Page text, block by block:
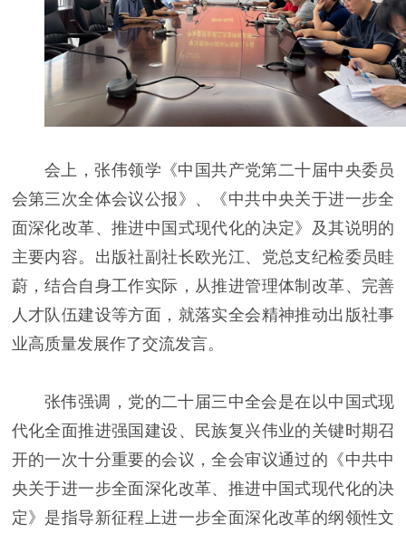
会上，张伟领学《中国共产党第二十届中央委员
会第三次全体会议公报》、《中共中央关于进一步全
面深化改革、推进中国式现代化的决定》及其说明的
主要内容。出版社副社长欧光江、党总支纪检委员眭
蔚，结合自身工作实际，从推进管理体制改革、完善
人才队伍建设等方面，就落实全会精神推动出版社事
业高质量发展作了交流发言。
张伟强调，党的二十届三中全会是在以中国式现
代化全面推进强国建设、民族复兴伟业的关键时期召
开的一次十分重要的会议，全会审议通过的《中共中
央关于进一步全面深化改革、推进中国式现代化的决
定》是指导新征程上进一步全面深化改革的纲领性文